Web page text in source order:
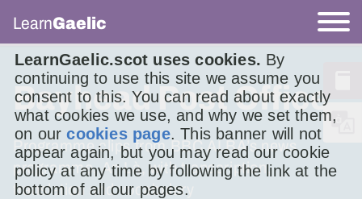
LearnGaelic.scot uses cookies. By
continuing to use this site we assume you
consent to this. You can read about exactly
what cookies we use, and why we set them,
on ourcookies page. This banner will not
appear again, but you may read our cookie
policy at any time by following the link at the
bottom of all our pages.
LearnGaelic
Bayhead Post Office
Programme clips from BBC ALBA’s news
programme, An Là, with transcription,
translation and vocabulary